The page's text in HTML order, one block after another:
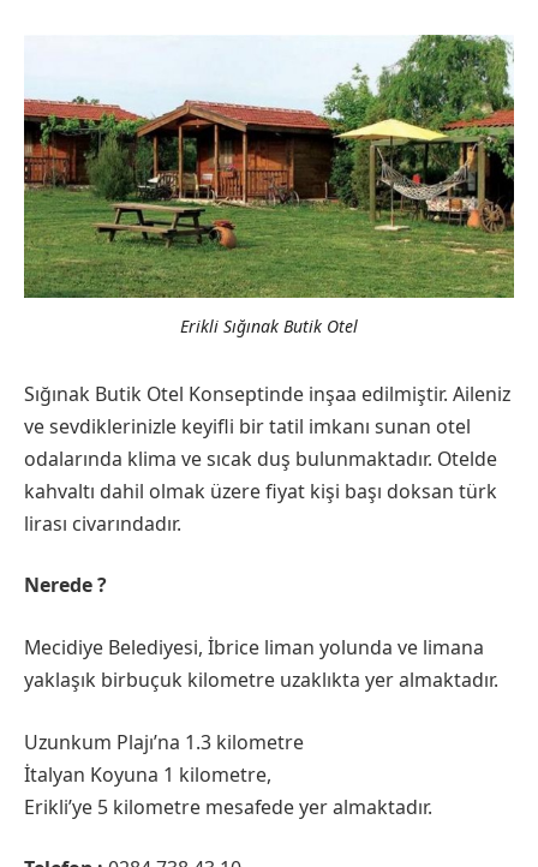
Erikli Sığınak Butik Otel
Sığınak Butik Otel Konseptinde inşaa edilmiştir. Aileniz
ve sevdiklerinizle keyifli bir tatil imkanı sunan otel
odalarında klima ve sıcak duş bulunmaktadır. Otelde
kahvaltı dahil olmak üzere fiyat kişi başı doksan türk
lirası civarındadır.
Nerede ?
Mecidiye Belediyesi, İbrice liman yolunda ve limana
yaklaşık birbuçuk kilometre uzaklıkta yer almaktadır.
Uzunkum Plajı’na 1.3 kilometre
İtalyan Koyuna 1 kilometre,
Erikli’ye 5 kilometre mesafede yer almaktadır.